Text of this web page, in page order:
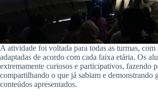
A atividade foi voltada para todas as turmas, com
adaptadas de acordo com cada faixa etária. Os
extremamente curiosos e participativos, fazendo
compartilhando o que já sabiam e demonstrando
conteúdos apresentados.